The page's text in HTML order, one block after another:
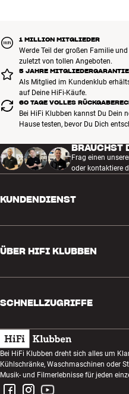
1 MILLION MITGLIEDER
Werde Teil der großen Familie
zuletzt von tollen Angeboten.
5 JAHRE MITGLIEDERGARANTIE
Als Mitglied im Kundenklub
auf Deine HiFi-Käufe.
60 TAGE VOLLES
Bei HiFi Klubben kannst Du Dein
Hause testen, bevor Du Dich
BRAUCHST
Frag einen
oder kontaktiere
KUNDENDIENST
Rückgabe und Reklamation
Bestellung widerrufen
AGB
Datenschutzerklärung
Impressum
ÜBER HIFI KLUBBEN
Kundenklub
Abend zum Zuhören
Wettbewerbe
SCHNELLZUGRIFFE
Geschenkkarte
Bauen mit Klang
Montage und Installation
Bei HiFi Klubben dreht sich alles um
Kühlschränke, Waschmaschinen oder
Musik- und Filmerlebnisse für jeden